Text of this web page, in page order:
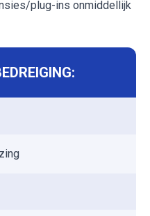
plug-ins onmiddellijk